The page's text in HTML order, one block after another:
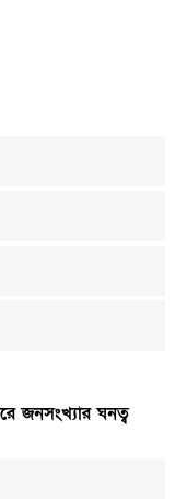
জনসংখ্যার ঘনত্ব